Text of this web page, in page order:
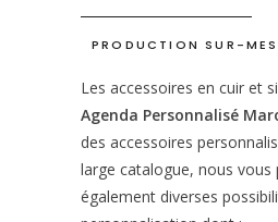
PRODUCTION SUR-
Les accessoires en cuir et
Agenda Personnalisé
des accessoires
large catalogue, nous vous
également diverses